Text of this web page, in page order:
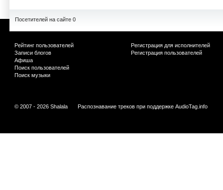
Посетителей на сайте 0
Рейтинг пользователей
Записи блогов
Афиша
Поиск пользователей
Поиск музыки
Регистрация для исполнителей
Регистрация пользователей
© 2007 - 2026 Shalala Распознавание треков при поддержке AudioTag.info